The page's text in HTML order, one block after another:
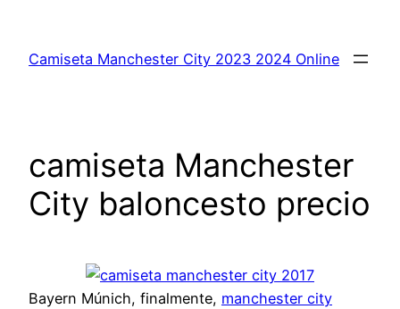
contenido
Camiseta Manchester City 2023 2024 Online
camiseta Manchester
City baloncesto precio
Bayern Múnich, finalmente, manchester city